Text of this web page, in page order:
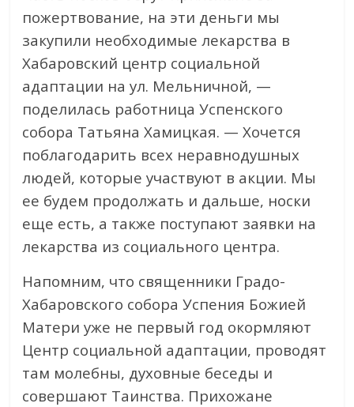
пожертвование, на эти деньги мы
закупили необходимые лекарства в
Хабаровский центр социальной
адаптации на ул. Мельничной, —
поделилась работница Успенского
собора Татьяна Хамицкая. — Хочется
поблагодарить всех неравнодушных
людей, которые участвуют в акции. Мы
ее будем продолжать и дальше, носки
еще есть, а также поступают заявки на
лекарства из социального центра.
Напомним, что священники Градо-
Хабаровского собора Успения Божией
Матери уже не первый год окормляют
Центр социальной адаптации, проводят
там молебны, духовные беседы и
совершают Таинства. Прихожане